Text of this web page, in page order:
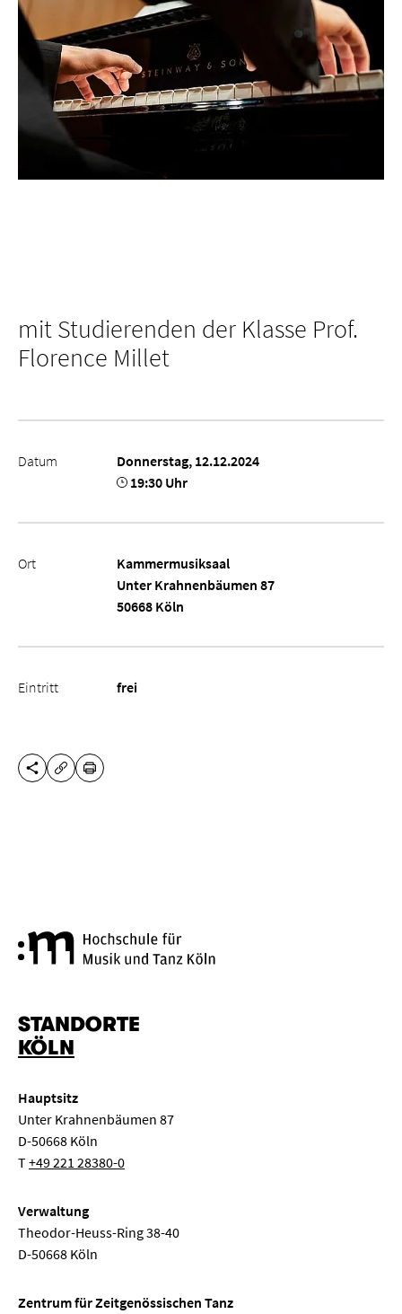
mit Studierenden der Klasse Prof.
Florence Millet
Datum
Donnerstag, 12.12.2024
19:30 Uhr
Ort
Kammermusiksaal
Unter Krahnenbäumen 87
50668 Köln
Eintritt frei
DIESE SEITE TEILEN
URL KOPIEREN
DRUCKEN
STANDORTE
KÖLN
Hauptsitz
Unter Krahnenbäumen 87
D-50668 Köln
T+49 221 28380-0
Verwaltung
Theodor-Heuss-Ring 38-40
D-50668 Köln
Zentrum für Zeitgenössischen Tanz